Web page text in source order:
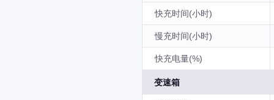
快充时间(小时)
慢充时间(小时)
快充电量(%)
变速箱